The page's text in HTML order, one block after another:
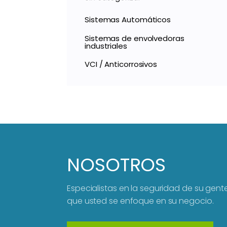
Sistemas Automáticos
Sistemas de envolvedoras
industriales
VCI / Anticorrosivos
NOSOTROS
Especialistas en la seguridad de su
que usted se enfoque en su negocio.